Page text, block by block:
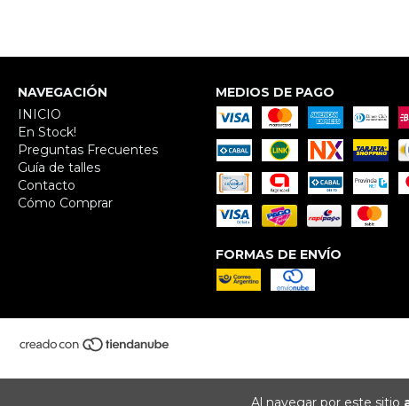
Al navegar por este sitio
NAVEGACIÓN
INICIO
En Stock!
Preguntas Frecuentes
Guía de talles
Contacto
Cómo Comprar
MEDIOS DE PAGO
FORMAS DE ENVÍO